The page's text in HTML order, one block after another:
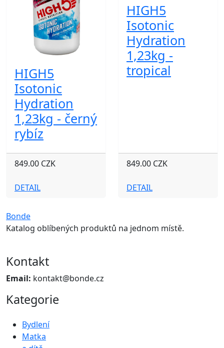
HIGH5
Isotonic
Hydration
1,23kg - černý
rybíz
849.00 CZK
DETAIL
HIGH5
Isotonic
Hydration
1,23kg -
tropical
849.00 CZK
DETAIL
Bonde
Katalog oblíbených produktů na jednom místě.
Kontakt
Email: kontakt@bonde.cz
Kategorie
Bydlení
Matka